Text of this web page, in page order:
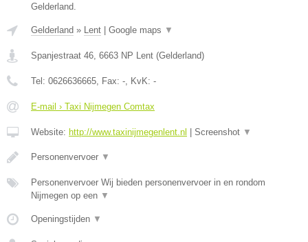
Gelderland.
Gelderland » Lent Google maps ▼
Spanjestraat 46 6663 NP Lent (Gelderland)
Tel: 0626636665 , Fax: - , KvK: -
E-mail › Taxi Nijmegen Comtax
Website: http://www.taxinijmegenlent.nl Screenshot ▼
Personenvervoer ▼
Personenvervoer Wij bieden personenvervoer in en rondom
Nijmegen op een ▼
Openingstijden ▼